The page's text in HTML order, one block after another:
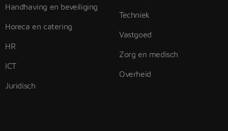
Handhaving en beveiliging
Horeca en catering
HR
ICT
Juridisch
Techniek
Vastgoed
Zorg en medisch
Overheid